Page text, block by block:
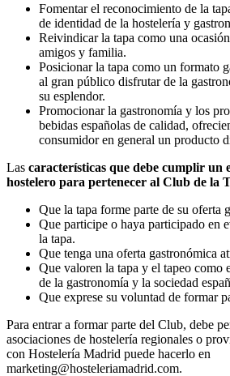
Fomentar el reconocimiento de la
de identidad de la hostelería y
Reivindicar la tapa como una
amigos y familia.
Posicionar la tapa como un formato
al gran público disfrutar de la
su esplendor.
Promocionar la gastronomía y los
bebidas españolas de calidad,
consumidor en general un producto
Las características que debe cumplir un
hostelero para pertenecer al Club de la
Que la tapa forme parte de su oferta
Que participe o haya participado en
la tapa.
Que tenga una oferta gastronómica
Que valoren la tapa y el tapeo como
de la gastronomía y la sociedad
Que exprese su voluntad de formar
Para entrar a formar parte del Club, debe
asociaciones de hostelería regionales o
con Hostelería Madrid puede hacerlo en
marketing@hosteleriamadrid.com.